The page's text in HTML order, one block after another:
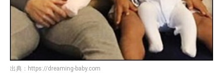
出典： https://dreaming-baby.com